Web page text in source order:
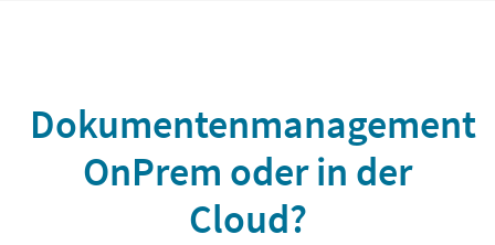
Dokumentenmanagement
OnPrem oder in der
Cloud?